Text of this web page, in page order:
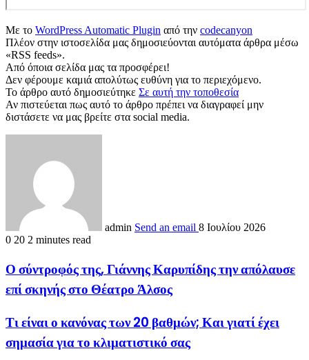
Με το WordPress Automatic Plugin από την codecanyon
Πλέον στην ιστοσελίδα μας δημοσιεύονται αυτόματα άρθρα μέσω
«RSS feeds».
Από όποια σελίδα μας τα προσφέρει!
Δεν φέρουμε καμιά απολύτως ευθύνη για το περιεχόμενο.
Το άρθρο αυτό δημοσιεύτηκε Σε αυτή την τοποθεσία
Αν πιστεύεται πως αυτό το άρθρο πρέπει να διαγραφεί μην
διστάσετε να μας βρείτε στα social media.
admin Send an email 8 Ιουλίου 2026
0 20 2 minutes read
Ο σύντροφός της, Γιάννης Καρυπίδης την απόλαυσε
επί σκηνής στο Θέατρο Άλσος
Τι είναι ο κανόνας των 20 βαθμών; Και γιατί έχει
σημασία για το κλιματιστικό σας